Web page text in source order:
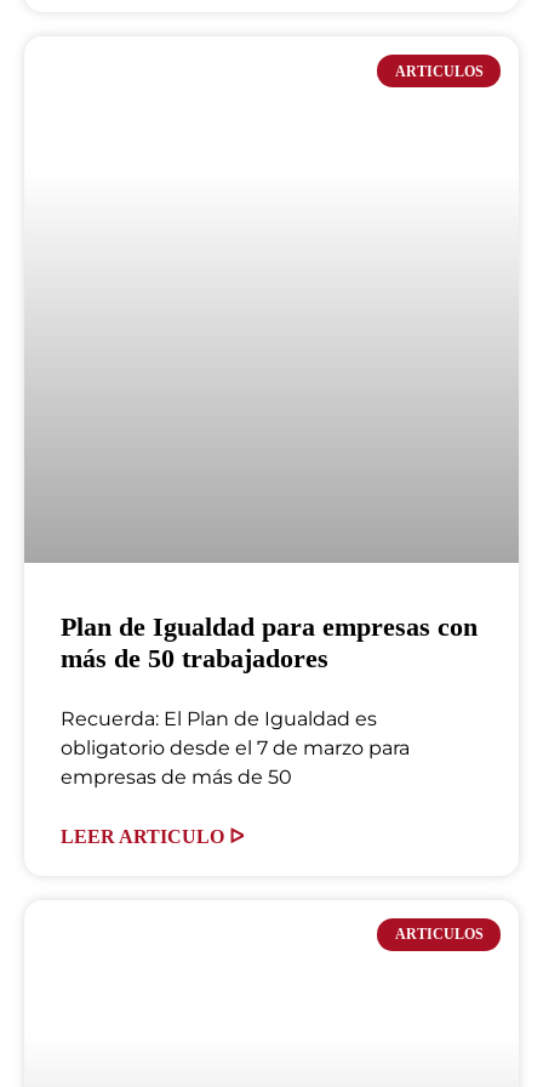
ARTICULOS
Plan de Igualdad para empresas con
más de 50 trabajadores
Recuerda: El Plan de Igualdad es
obligatorio desde el 7 de marzo para
empresas de más de 50
LEER ARTICULO ᐅ
ARTICULOS